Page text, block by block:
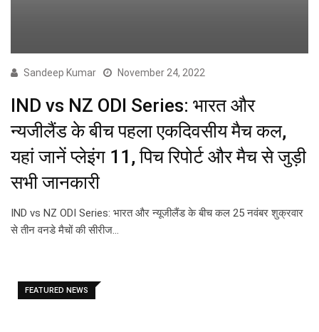
Sandeep Kumar November 24, 2022
IND vs NZ ODI Series: भारत और
न्यजीलैंड के बीच पहला एकदिवसीय मैच कल,
यहां जानें प्लेइंग 11, पिच रिपोर्ट और मैच से जुड़ी
सभी जानकारी
IND vs NZ ODI Series: भारत और न्यूजीलैंड के बीच कल 25 नवंबर शुक्रवार
से तीन वनडे मैचों की सीरीज…
FEATURED NEWS